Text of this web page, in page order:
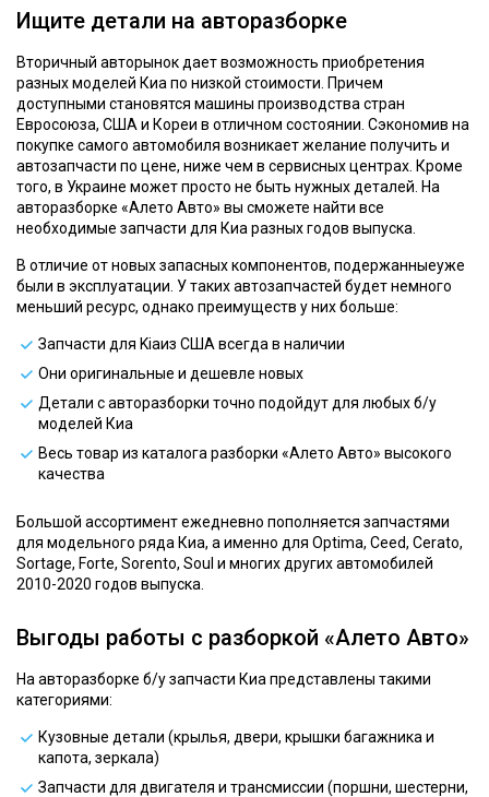
Ищите детали на авторазборке
Вторичный авторынок дает возможность приобретения
разных моделей Киа по низкой стоимости. Причем
доступными становятся машины производства стран
Евросоюза, США и Кореи в отличном состоянии. Сэкономив на
покупке самого автомобиля возникает желание получить и
автозапчасти по цене, ниже чем в сервисных центрах. Кроме
того, в Украине может просто не быть нужных деталей. На
авторазборке «Алето Авто» вы сможете найти все
необходимые запчасти для Киа разных годов выпуска.
В отличие от новых запасных компонентов, подержанныеуже
были в эксплуатации. У таких автозапчастей будет немного
меньший ресурс, однако преимуществ у них больше:
Запчасти для Kiaиз США всегда в наличии
Они оригинальные и дешевле новых
Детали с авторазборки точно подойдут для любых б/у
моделей Киа
Весь товар из каталога разборки «Алето Авто» высокого
качества
Большой ассортимент ежедневно пополняется запчастями
для модельного ряда Киа, а именно для Optima, Ceed, Cerato,
Sortage, Forte, Sorento, Soul и многих других автомобилей
2010-2020 годов выпуска.
Выгоды работы с разборкой «Алето Авто»
На авторазборке б/у запчасти Киа представлены такими
категориями:
Кузовные детали (крылья, двери, крышки багажника и
капота, зеркала)
Запчасти для двигателя и трансмиссии (поршни, шестерни,